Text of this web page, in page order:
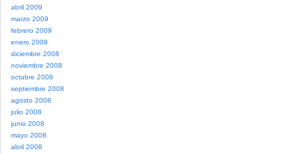
abril 2009
marzo 2009
febrero 2009
enero 2009
diciembre 2008
noviembre 2008
octubre 2008
septiembre 2008
agosto 2008
julio 2008
junio 2008
mayo 2008
abril 2008